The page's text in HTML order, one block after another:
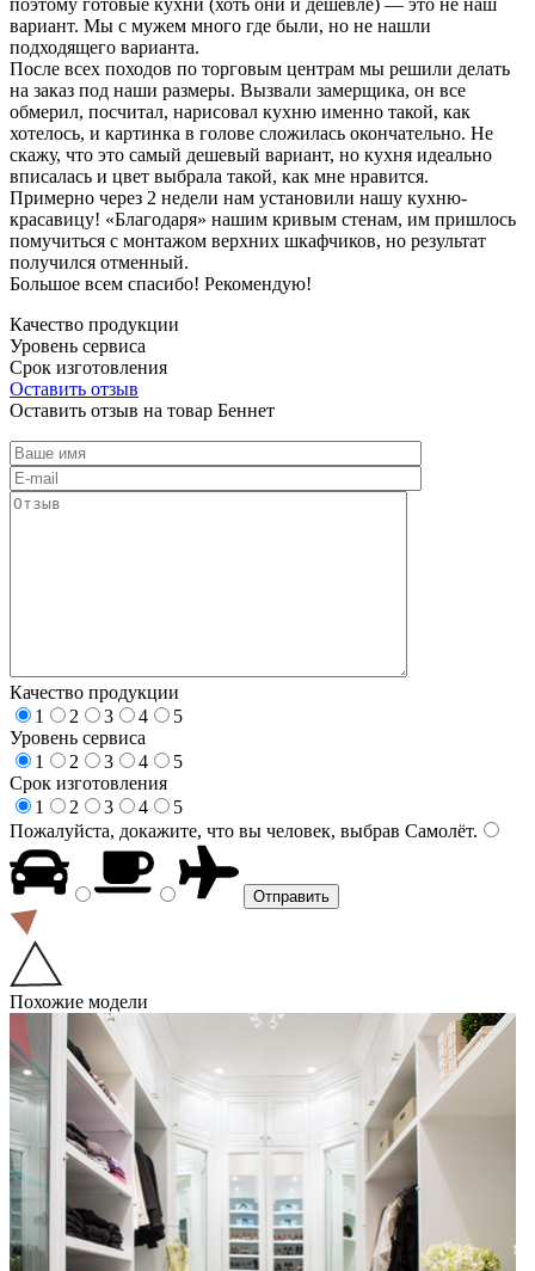
вариант. Мы с мужем много где были, но не нашли
подходящего варианта.
После всех походов по торговым центрам мы решили делать
на заказ под наши размеры. Вызвали замерщика, он все
обмерил, посчитал, нарисовал кухню именно такой, как
хотелось, и картинка в голове сложилась окончательно. Не
скажу, что это самый дешевый вариант, но кухня идеально
вписалась и цвет выбрала такой, как мне нравится.
Примерно через 2 недели нам установили нашу кухню-
красавицу! «Благодаря» нашим кривым стенам, им пришлось
помучиться с монтажом верхних шкафчиков, но результат
получился отменный.
Большое всем спасибо! Рекомендую!
Качество продукции
Уровень сервиса
Срок изготовления
Оставить отзыв
Оставить отзыв на товар Беннет
Качество продукции
1
2 3 4
5
Уровень сервиса
1
2 3 4
5
Срок изготовления
1
2 3 4
5
Пожалуйста, докажите, что вы человек, выбрав Самолёт.
Похожие модели